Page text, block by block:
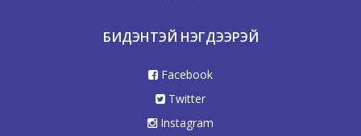
БИДЭНТЭЙ НЭГДЭЭРЭЙ
Facebook
Twitter
Instagram